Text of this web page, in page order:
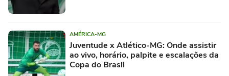
AMÉRICA-MG
Juventude x Atlético-MG: Onde assistir
ao vivo, horário, palpite e escalações da
Copa do Brasil